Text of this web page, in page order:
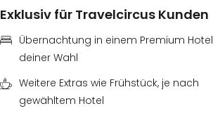
Exklusiv für Travelcircus Kunden
Übernachtung in einem Premium Hotel
deiner Wahl
Weitere Extras wie Frühstück, je nach
gewähltem Hotel